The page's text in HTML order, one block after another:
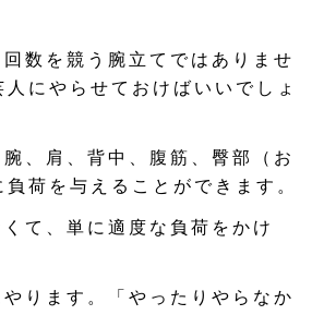
数を競う腕立てではありませ
にやらせておけばいいでしょ
、肩、背中、腹筋、臀部（お
荷を与えることができます。
て、単に適度な負荷をかけ
ります。「やったりやらなか